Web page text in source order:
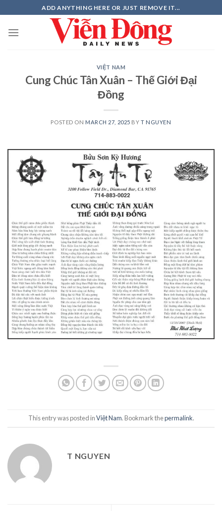
to
content
ADD ANYTHING HERE OR JUST REMOVE IT...
VIỆT NAM
Cung Chúc Tân Xuân – Thế Giới Đại
Đồng
POSTED ON MARCH 27, 2025 BYT NGUYEN
This entry was posted inViệt Nam. Bookmark thepermalink.
T NGUYEN